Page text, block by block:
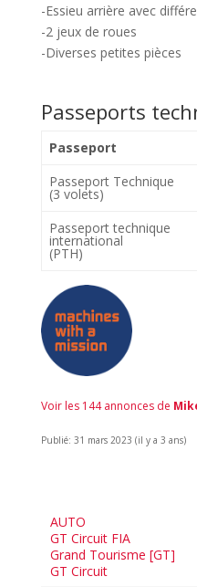
-Essieu arrière avec
-2 jeux de roues
-Diverses petites pièces
Passeports
Passeport
Passeport Technique
(3 volets)
Passeport technique
international
(PTH)
Voir les 144 annonces de
Publié: 31 mars 2023 (il y a 3 ans)
AUTO
GT Circuit FIA
Grand Tourisme [GT]
GT Circuit